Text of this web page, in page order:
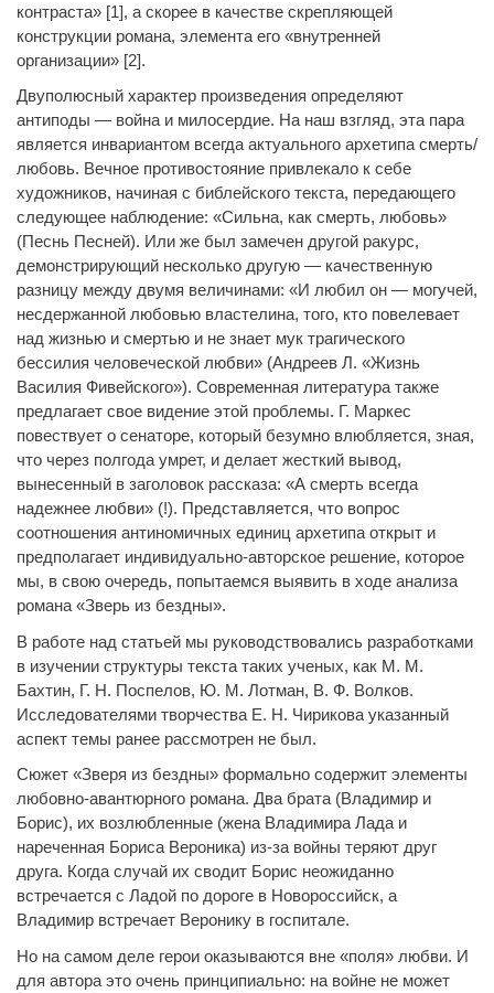
контраста» [1], а скорее в качестве скрепляющей
конструкции романа, элемента его «внутренней
организации» [2].
Двуполюсный характер произведения определяют
антиподы — война и милосердие. На наш взгляд, эта пара
является инвариантом всегда актуального архетипа смерть/
любовь. Вечное противостояние привлекало к себе
художников, начиная с библейского текста, передающего
следующее наблюдение: «Сильна, как смерть, любовь»
(Песнь Песней). Или же был замечен другой ракурс,
демонстрирующий несколько другую — качественную
разницу между двумя величинами: «И любил он — могучей,
несдержанной любовью властелина, того, кто повелевает
над жизнью и смертью и не знает мук трагического
бессилия человеческой любви» (Андреев Л. «Жизнь
Василия Фивейского»). Современная литература также
предлагает свое видение этой проблемы. Г. Маркес
повествует о сенаторе, который безумно влюбляется, зная,
что через полгода умрет, и делает жесткий вывод,
вынесенный в заголовок рассказа: «А смерть всегда
надежнее любви» (!). Представляется, что вопрос
соотношения антиномичных единиц архетипа открыт и
предполагает индивидуально-авторское решение, которое
мы, в свою очередь, попытаемся выявить в ходе анализа
романа «Зверь из бездны».
В работе над статьей мы руководствовались разработками
в изучении структуры текста таких ученых, как М. М.
Бахтин, Г. Н. Поспелов, Ю. М. Лотман, В. Ф. Волков.
Исследователями творчества Е. Н. Чирикова указанный
аспект темы ранее рассмотрен не был.
Сюжет «Зверя из бездны» формально содержит элементы
любовно-авантюрного романа. Два брата (Владимир и
Борис), их возлюбленные (жена Владимира Лада и
нареченная Бориса Вероника) из-за войны теряют друг
друга. Когда случай их сводит Борис неожиданно
встречается с Ладой по дороге в Новороссийск, а
Владимир встречает Веронику в госпитале.
Но на самом деле герои оказываются вне «поля» любви. И
для автора это очень принципиально: на войне не может